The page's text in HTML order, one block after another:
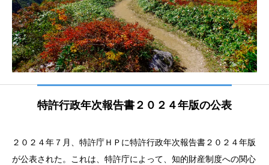
特許行政年次報告書２０２４年版の公表
２０２４年７月、特許庁ＨＰに特許行政年次報告書２０２４年版
が公表された。これは、特許庁によって、知的財産制度への関⼼